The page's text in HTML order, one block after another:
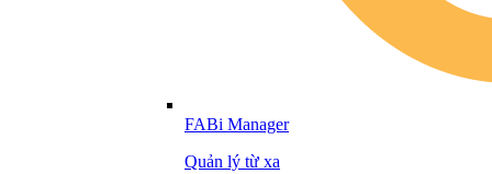
FABi Manager
Quản lý từ xa